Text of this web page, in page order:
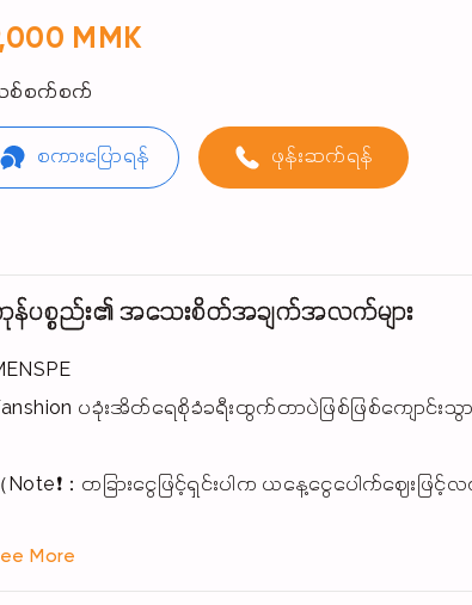
MMK
စ်စက်စက်
စကားပြောရန် ဖုန်းဆက်ရန်
န်ပစ္စည်း၏ အသေးစိတ်အချက်အလက်များ
ပခုံးအိတ်ရေစိုခံခရီးထွက်တာပဲဖြစ်ဖြစ်ကျောင်
（Note❗：တခြားငွေဖြင့်ရှင်းပါက ယနေ့ငွေပ
ေးစိတ်သိချင်ပါက Profile က Facebook Acc ကိုဆ
More